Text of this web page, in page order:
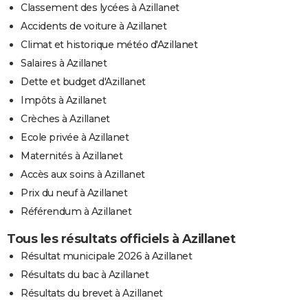
Classement des lycées à Azillanet
Accidents de voiture à Azillanet
Climat et historique météo d'Azillanet
Salaires à Azillanet
Dette et budget d'Azillanet
Impôts à Azillanet
Crèches à Azillanet
Ecole privée à Azillanet
Maternités à Azillanet
Accès aux soins à Azillanet
Prix du neuf à Azillanet
Référendum à Azillanet
Tous les résultats officiels à Azillanet
Résultat municipale 2026 à Azillanet
Résultats du bac à Azillanet
Résultats du brevet à Azillanet